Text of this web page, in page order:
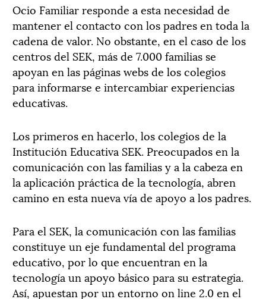
Ocio Familiar responde a esta necesidad de
mantener el contacto con los padres en toda la
cadena de valor. No obstante, en el caso de los
centros del SEK, más de 7.000 familias se
apoyan en las páginas webs de los colegios
para informarse e intercambiar experiencias
educativas.
Los primeros en hacerlo, los colegios de la
Institución Educativa SEK. Preocupados en la
comunicación con las familias y a la cabeza en
la aplicación práctica de la tecnología, abren
camino en esta nueva vía de apoyo a los padres.
Para el SEK, la comunicación con las familias
constituye un eje fundamental del programa
educativo, por lo que encuentran en la
tecnología un apoyo básico para su estrategia.
Así, apuestan por un entorno on line 2.0 en el